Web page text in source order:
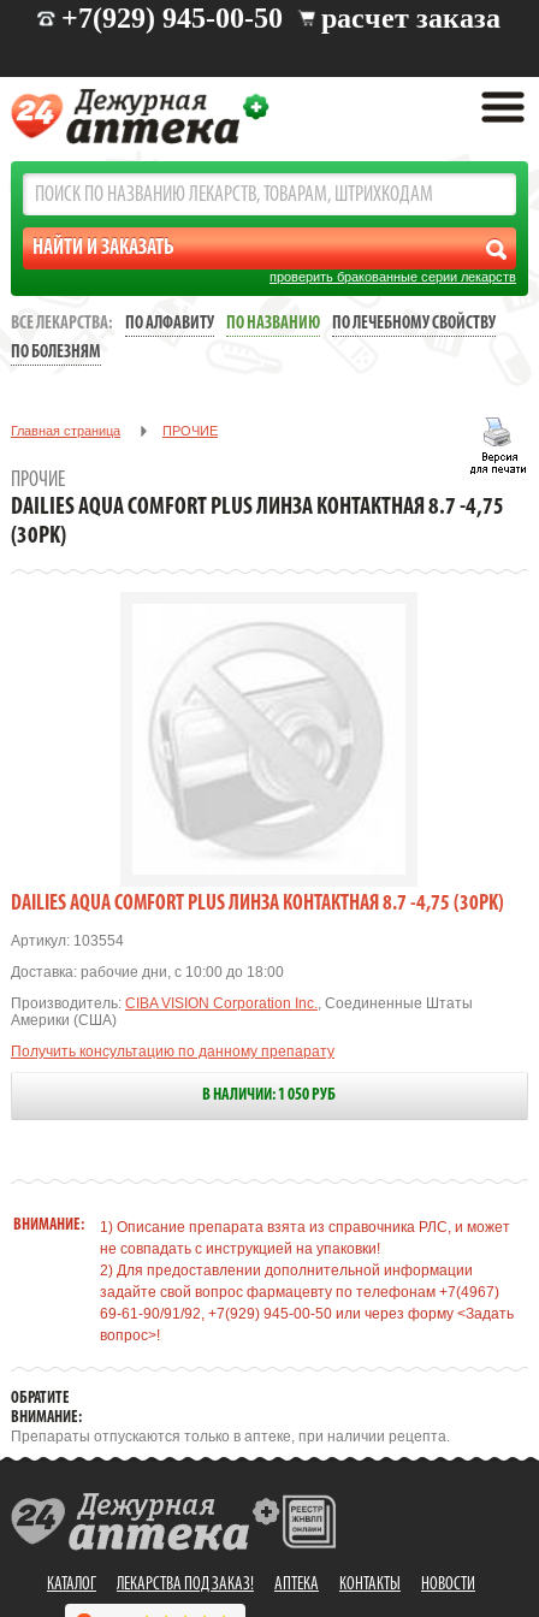
+7(929) 945-00-50 расчет заказа
проверить бракованные серии лекарств
ВСЕ ЛЕКАРСТВА: ПО АЛФАВИТУ ПО НАЗВАНИЮ
ПО ЛЕЧЕБНОМУ СВОЙСТВУ
ПО БОЛЕЗНЯМ
Главная страница ПРОЧИЕ
(30PK)
ПРОЧИЕ
DAILIES AQUA COMFORT PLUS ЛИНЗА КОНТАКТНАЯ 8.7 -4,75
(30PK)
DAILIES AQUA COMFORT PLUS ЛИНЗА КОНТАКТНАЯ 8.7 -4,75 (30PK)
Артикул:103554
Доставка: рабочие дни, с 10:00 до 18:00
Производитель: CIBA VISION Corporation Inc., Соединенные Штаты
Америки (США)
Получить консультацию по данному препарату
В НАЛИЧИИ: 1 050 РУБ
ВНИМАНИЕ:
1) Описание препарата взята из справочника РЛС, и может
не совпадать с инструкцией на упаковки!
2) Для предоставлении дополнительной информации
задайте свой вопрос фармацевту по телефонам +7(4967)
69-61-90/91/92, +7(929) 945-00-50 или через форму <Задать
вопрос>!
ОБРАТИТЕ
ВНИМАНИЕ:
Препараты отпускаются только в аптеке, при наличии рецепта.
КАТАЛОГ ЛЕКАРСТВА ПОД ЗАКАЗ! АПТЕКА КОНТАКТЫ НОВОСТИ